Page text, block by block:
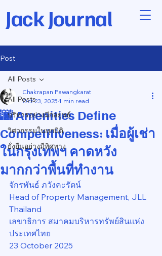
Jack Journal
Post
All Posts
บริหารอย่างมีกลยุทธ์
วิศวกรรมในทุกมิติ
ยั่งยืนอย่างมีทิศทาง
All Posts
🌆 Amenities Define
Competitiveness: เมื่อผู้เช่า
ในกรุงเทพฯ คาดหวัง
มากกว่าพื้นที่ทำงาน
Chakrapan Pawangkarat
Oct 23, 2025 1 min read
จักรพันธ์ ภวังคะรัตน์
Head of Property Management, JLL
Thailand
เลขาธิการ สมาคมบริหารทรัพย์สินแห่ง
ประเทศไทย
23 October 2025